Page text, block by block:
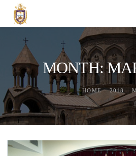
MONTH:
HOME 2018